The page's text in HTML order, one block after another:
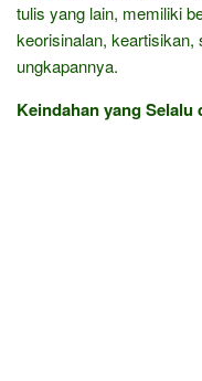
tulis yang lain, memiliki
keorisinalan, keartisikan,
ungkapannya.
Keindahan yang Selalu